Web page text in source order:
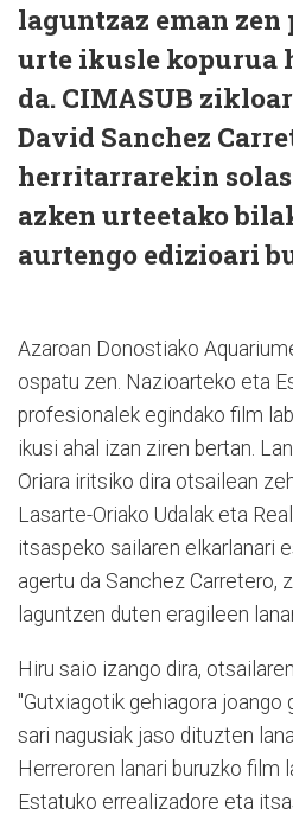
laguntzaz eman zen
urte ikusle kopurua
da. CIMASUB
David Sanchez
herritarrarekin
azken urteetako
aurtengo edizioari
Azaroan Donostiako
ospatu zen. Nazioarteko eta
profesionalek egindako film
ikusi ahal izan ziren bertan.
Oriara iritsiko dira otsailean
Lasarte-Oriako Udalak eta
itsaspeko sailaren elkarlanari
agertu da Sanchez Carretero,
laguntzen duten eragileen
Hiru saio izango dira,
"Gutxiagotik gehiagora joango
sari nagusiak jaso dituzten
Herreroren lanari buruzko film
Estatuko errealizadore eta